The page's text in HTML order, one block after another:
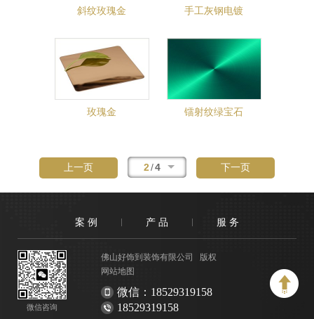
斜纹玫瑰金 手工灰钢电镀
玫瑰金 镭射纹绿宝石
上一页 2/4 下一页
案 例 产 品 服 务
微信咨询
佛山好饰到装饰有限公司 版权
网站地图
微信：18529319158
18529319158